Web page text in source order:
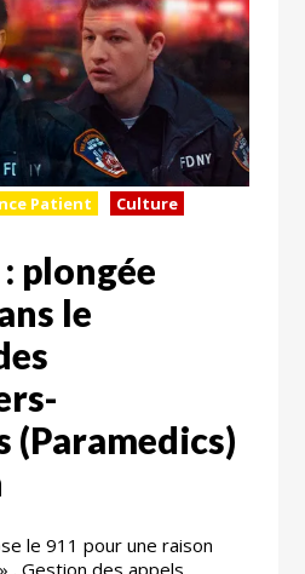
Patient Culture
plongée
le
(Paramedics)
le 911 pour une raison